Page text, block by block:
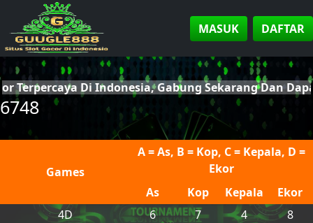
MASUK DAFTAR
Di Indonesia, Gabung Sekarang Dan
6748
Games
A = As, B = Kop, C = Kepala, D =
Ekor
As
Kop Kepala
Ekor
4D
6 7 4
8